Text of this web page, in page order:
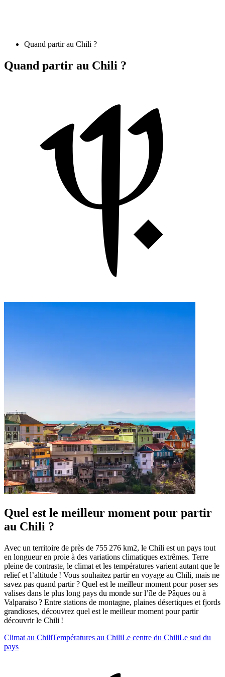
Quand partir au Chili ?
Quand partir au Chili ?
Quel est le meilleur moment pour partir
au Chili ?
Avec un territoire de près de 755 276 km2, le Chili est un pays tout
en longueur en proie à des variations climatiques extrêmes. Terre
pleine de contraste, le climat et les températures varient autant que le
relief et l’altitude ! Vous souhaitez partir en voyage au Chili, mais ne
savez pas quand partir ? Quel est le meilleur moment pour poser ses
valises dans le plus long pays du monde sur l’île de Pâques ou à
Valparaiso ? Entre stations de montagne, plaines désertiques et fjords
grandioses, découvrez quel est le meilleur moment pour partir
découvrir le Chili !
Climat au ChiliTempératures au ChiliLe centre du ChiliLe sud du
pays